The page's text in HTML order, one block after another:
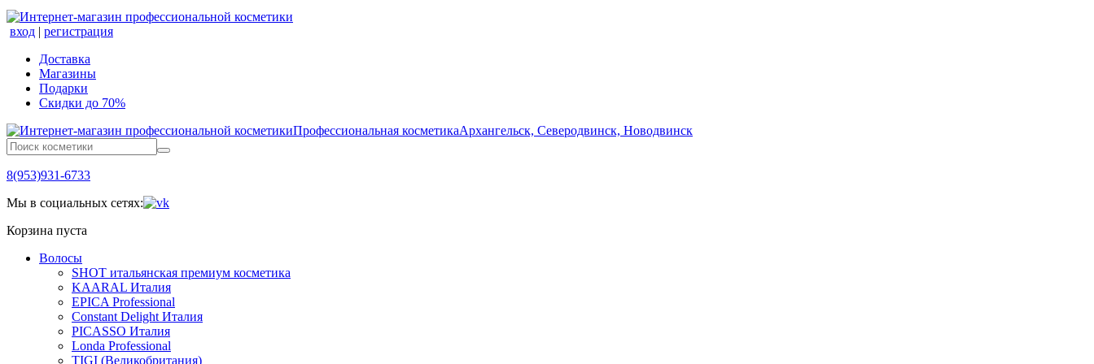
вход | регистрация
Доставка
Магазины
Подарки
Скидки до 70%
Профессиональная косметикаАрхангельск, Северодвинск, Новодвинск
8(953)931-6733
Мы в социальных сетях:
Корзина пуста
Волосы
SHOT итальянская премиум косметика
KAARAL Италия
EPICA Professional
Constant Delight Италия
PICASSO Италия
Londa Professional
TIGI (Великобритания)